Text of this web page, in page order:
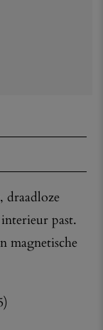
draadloze
past.
magnetische